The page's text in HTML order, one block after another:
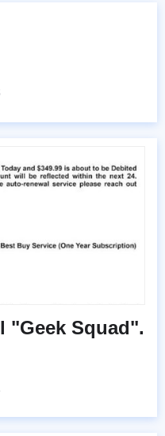
"Geek Squad".